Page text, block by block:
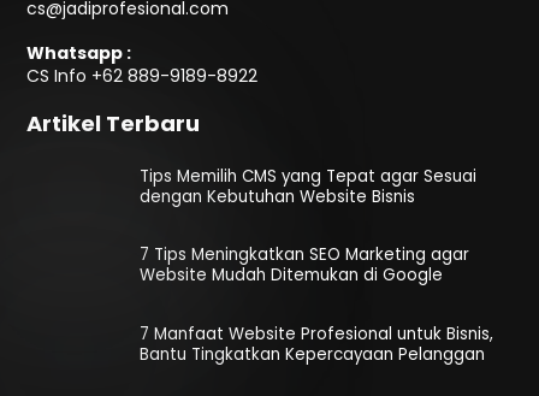
cs@jadiprofesional.com
Whatsapp :
CS Info +62 889-9189-8922
Artikel Terbaru
Tips Memilih CMS yang Tepat agar Sesuai
dengan Kebutuhan Website Bisnis
7 Tips Meningkatkan SEO Marketing agar
Website Mudah Ditemukan di Google
7 Manfaat Website Profesional untuk Bisnis,
Bantu Tingkatkan Kepercayaan Pelanggan